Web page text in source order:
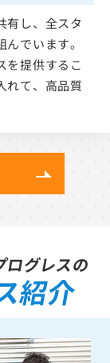
有し、全スタ
でいます。
を提供するこ
れて、高品質
ログレスの
紹介